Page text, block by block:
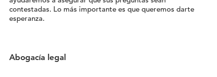
contestadas. Lo más importante es que queremos darte
esperanza.
Abogacía legal